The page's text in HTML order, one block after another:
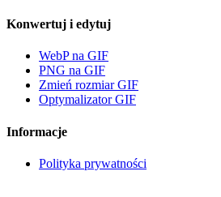
Konwertuj i edytuj
WebP na GIF
PNG na GIF
Zmień rozmiar GIF
Optymalizator GIF
Informacje
Polityka prywatności